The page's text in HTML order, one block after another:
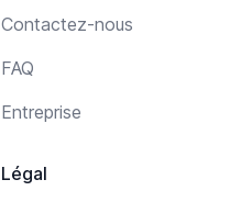
Contactez-nous
FAQ
Entreprise
Légal